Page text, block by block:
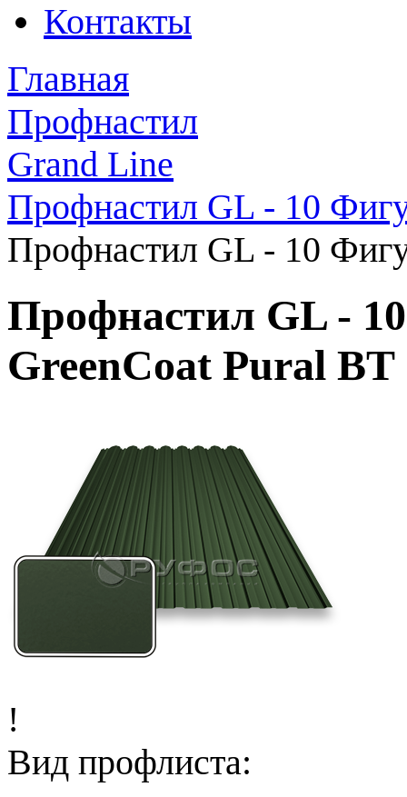
Контакты
Главная
Профнастил
Grand Line
Профнастил GL - 10
Профнастил GL - 10
Профнастил GL -
GreenCoat Pural BT
!
Вид профлиста: